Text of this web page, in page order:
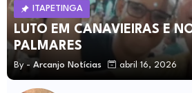
ITAPETINGA
LUTO EM CANAVIEIRAS E
PALMARES
By - Arcanjo Notícias abril 16, 2026